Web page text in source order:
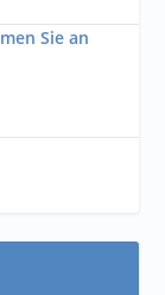
Sie an